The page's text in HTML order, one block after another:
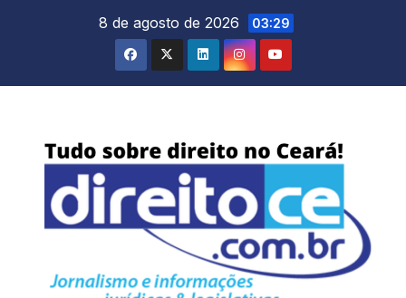
8 de agosto de 2026 03:29